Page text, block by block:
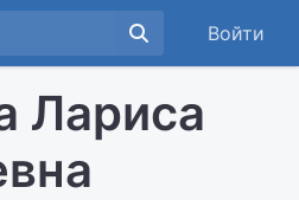
Войти
Лариса